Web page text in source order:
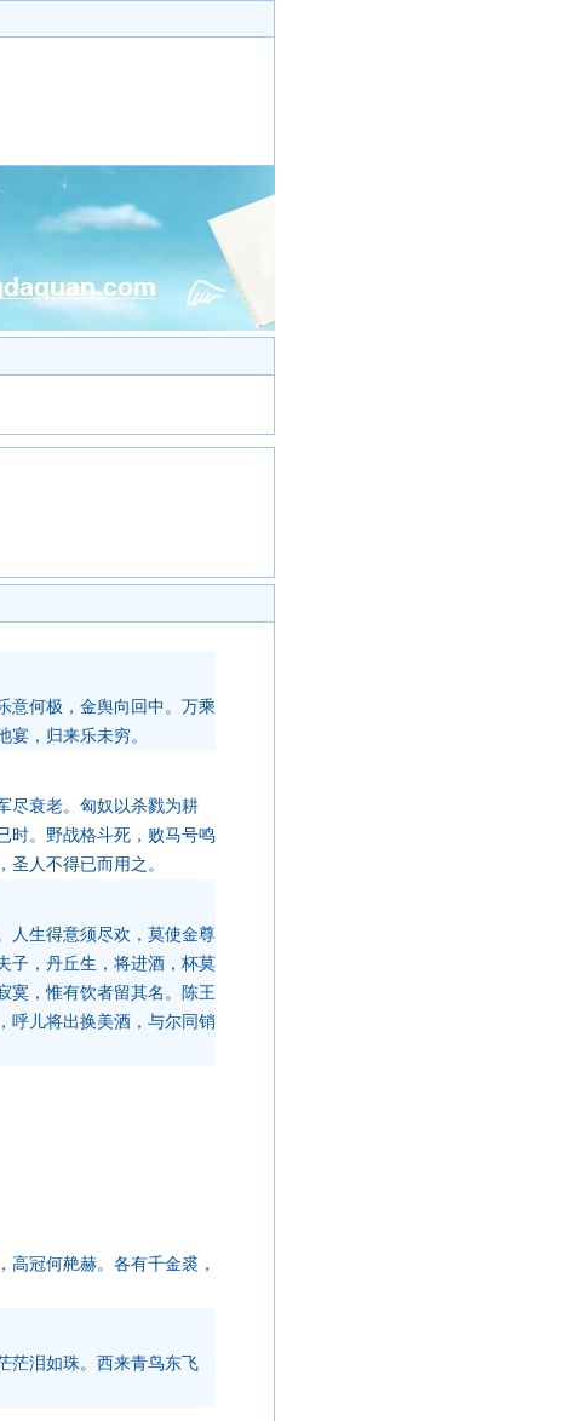
意何极，金舆向回中。万乘
，归来乐未穷。
尽衰老。匈奴以杀戮为耕
时。野战格斗死，败马号鸣
人不得已而用之。
人生得意须尽欢，莫使金尊
子，丹丘生，将进酒，杯莫
寞，惟有饮者留其名。陈王
呼儿将出换美酒，与尔同销
冠何赩赫。各有千金裘，
茫泪如珠。西来青鸟东飞